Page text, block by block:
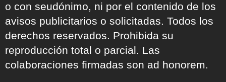
o con seudónimo, ni por el contenido de los
avisos publicitarios o solicitadas. Todos los
derechos reservados. Prohibida su
reproducción total o parcial. Las
colaboraciones firmadas son ad honorem.